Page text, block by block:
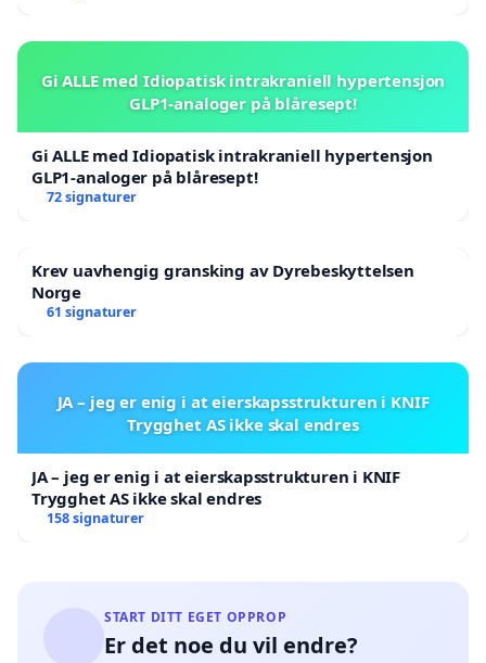
Gi ALLE med Idiopatisk intrakraniell hypertensjon
GLP1-analoger på blåresept!
Gi ALLE med Idiopatisk intrakraniell hypertensjon
GLP1-analoger på blåresept!
72 signaturer
Krev uavhengig gransking av Dyrebeskyttelsen
Norge
61 signaturer
JA – jeg er enig i at eierskapsstrukturen i KNIF
Trygghet AS ikke skal endres
JA – jeg er enig i at eierskapsstrukturen i KNIF
Trygghet AS ikke skal endres
158 signaturer
START DITT EGET OPPROP
Er det noe du vil endre?